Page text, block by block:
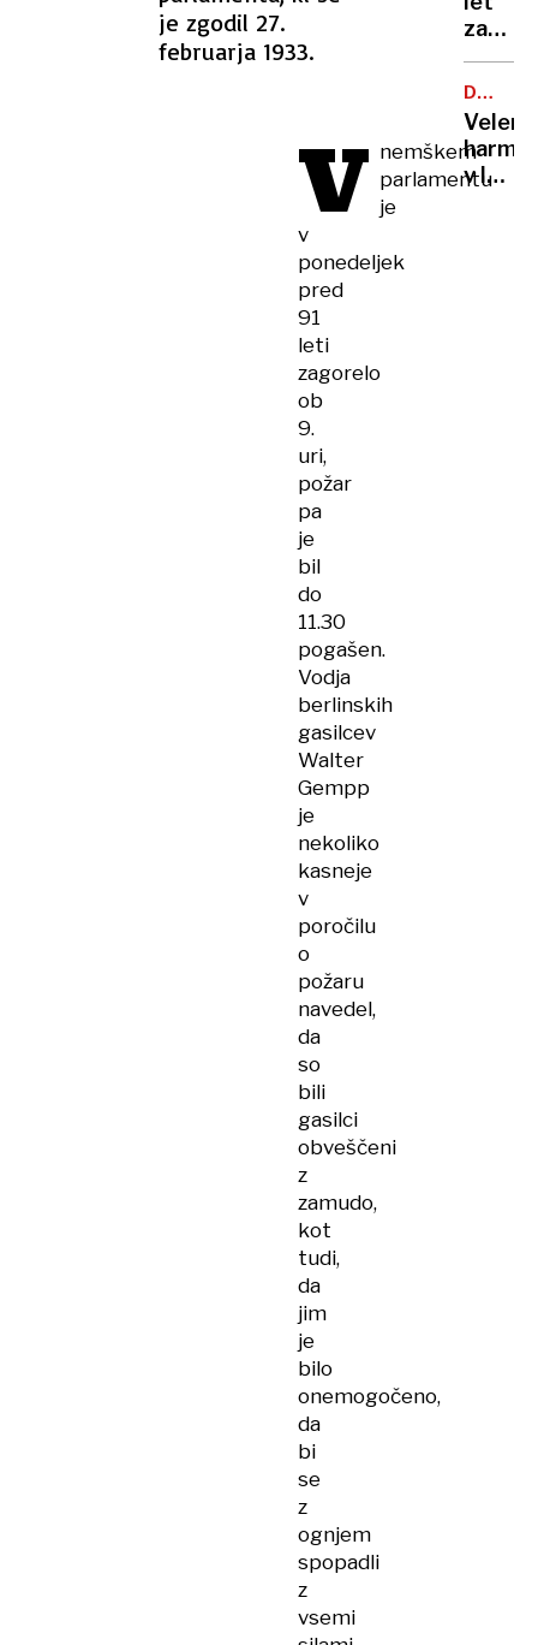
je zgodil 27.
februarja 1933.
V nemškem
parlamentu
je
v
ponedeljek
pred
91
leti
zagorelo
ob
9.
uri,
požar
pa
je
bil
do
11.30
pogašen.
Vodja
berlinskih
gasilcev
Walter
Gempp
je
nekoliko
kasneje
v
poročilu
o
požaru
navedel,
da
so
bili
gasilci
obveščeni
z
zamudo,
kot
tudi,
da
jim
je
bilo
onemogočeno,
da
bi
se
z
ognjem
spopadli
z
vsemi
Bančni
s
pasom
zadavil
ženo
v lov